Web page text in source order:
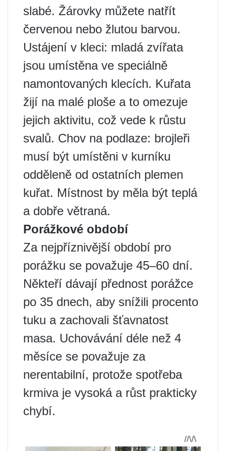
slabé. Žárovky můžete natřít
červenou nebo žlutou barvou.
Ustájení v kleci: mladá zvířata
jsou umístěna ve speciálně
namontovaných klecích. Kuřata
žijí na malé ploše a to omezuje
jejich aktivitu, což vede k růstu
svalů. Chov na podlaze: brojleři
musí být umístěni v kurníku
odděleně od ostatních plemen
kuřat. Místnost by měla být teplá
a dobře větraná.
Porážkové období
Za nejpříznivější období pro
porážku se považuje 45–60 dní.
Někteří dávají přednost porážce
po 35 dnech, aby snížili procento
tuku a zachovali šťavnatost
masa. Uchovávání déle než 4
měsíce se považuje za
nerentabilní, protože spotřeba
krmiva je vysoká a růst prakticky
chybí.